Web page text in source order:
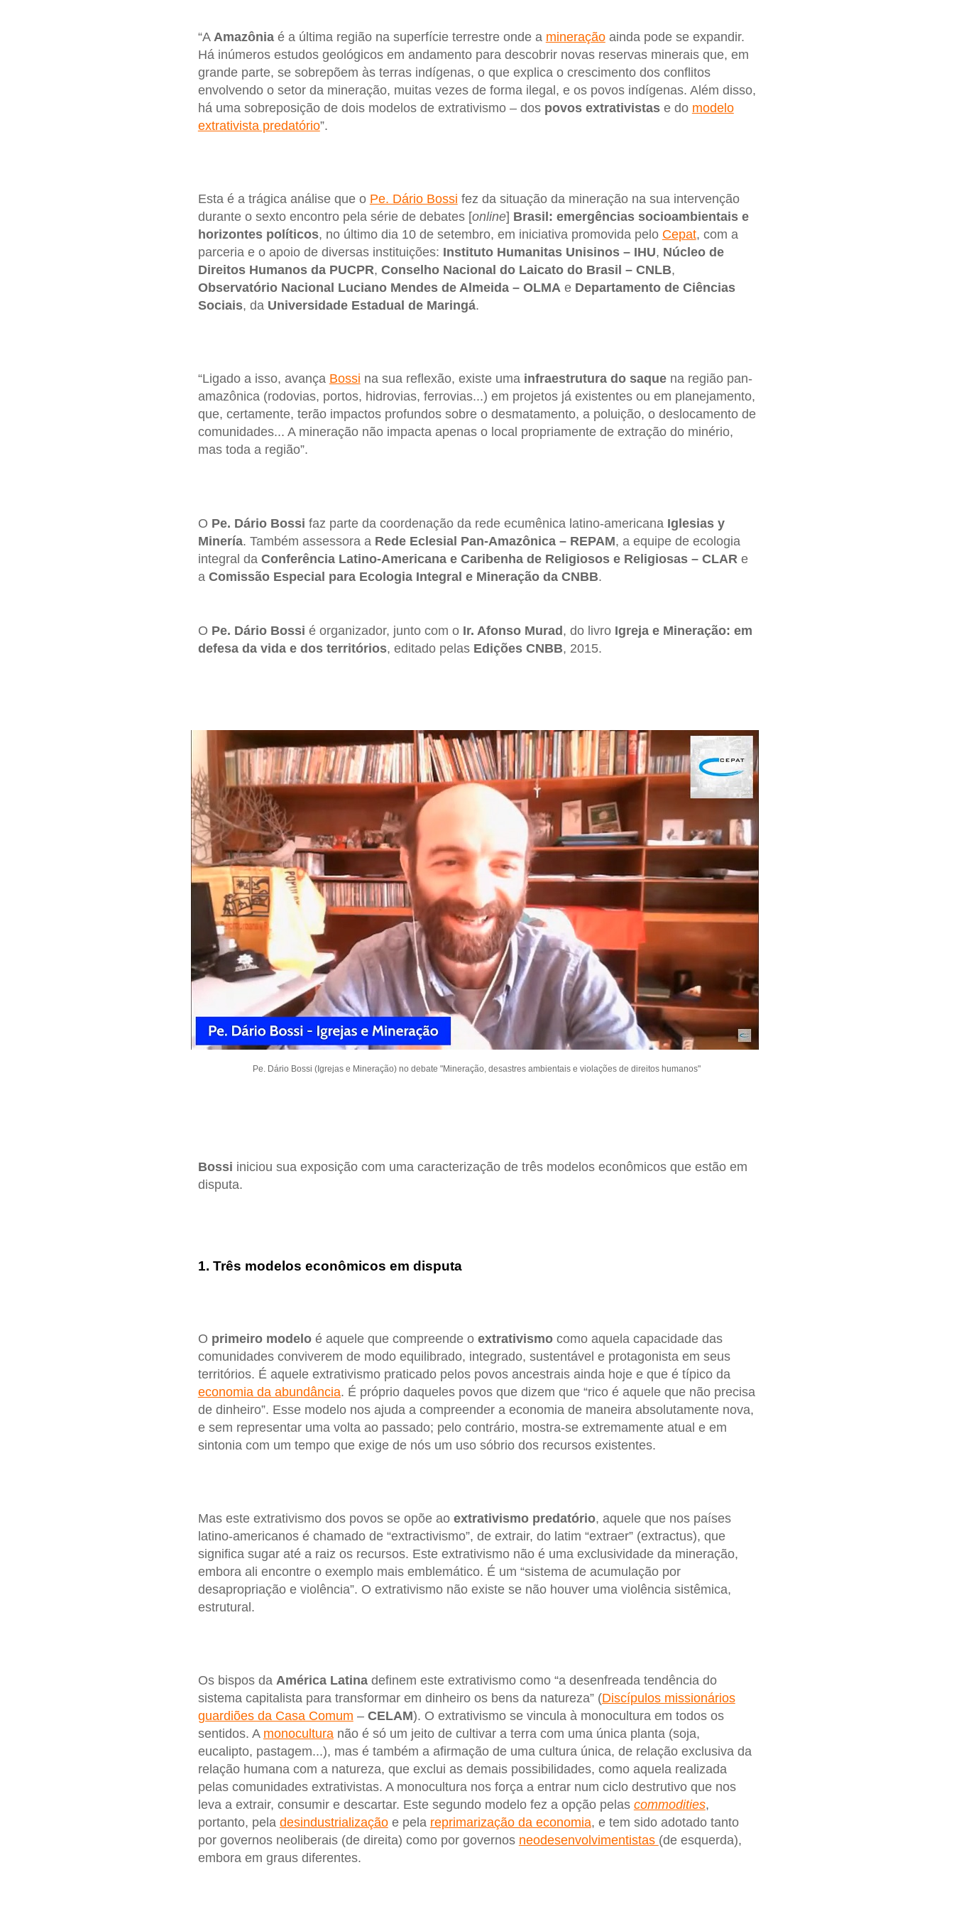
“A Amazôniaé a última região na superfície terrestre onde a mineraçãoainda pode se expandir.
Há inúmeros estudos geológicos em andamento para descobrir novas reservas minerais que, em
grande parte, se sobrepõem às terras indígenas, o que explica o crescimento dos conflitos
envolvendo o setor da mineração, muitas vezes de forma ilegal, e os povos indígenas. Além disso,
há uma sobreposição de dois modelos de extrativismo – dos povos extrativistase do modelo
extrativista predatório”.
Esta é a trágica análise que o Pe. Dário Bossi fez da situação da mineração na sua intervenção
durante o sexto encontro pela série de debates [online] Brasil: emergências socioambientais e
horizontes políticos, no último dia 10 de setembro, em iniciativa promovida pelo Cepat, com a
parceria e o apoio de diversas instituições: Instituto Humanitas Unisinos – IHU, Núcleo de
Direitos Humanos da PUCPR, Conselho Nacional do Laicato do Brasil – CNLB,
Observatório Nacional Luciano Mendes de Almeida – OLMAe Departamento de Ciências
Sociais, da Universidade Estadual de Maringá.
“Ligado a isso, avança Bossi na sua reflexão, existe uma infraestrutura do saquena região pan-
amazônica (rodovias, portos, hidrovias, ferrovias...) em projetos já existentes ou em planejamento,
que, certamente, terão impactos profundos sobre o desmatamento, a poluição, o deslocamento de
comunidades... A mineração não impacta apenas o local propriamente de extração do minério,
mas toda a região”.
O Pe. Dário Bossi faz parte da coordenação da rede ecumênica latino-americana Iglesias y
Minería. Também assessora a Rede Eclesial Pan-Amazônica – REPAM, a equipe de ecologia
integral da Conferência Latino-Americana e Caribenha de Religiosos e Religiosas – CLAR e
a Comissão Especial para Ecologia Integral e Mineração da CNBB.
O Pe. Dário Bossi é organizador, junto com o Ir. Afonso Murad , do livro Igreja e Mineração: em
defesa da vida e dos territórios, editado pelas Edições CNBB, 2015.
Pe. Dário Bossi (Igrejas e Mineração) no debate "Mineração, desastres ambientais e violações de direitos humanos"
Bossi iniciou sua exposição com uma caracterização de três modelos econômicos que estão em
disputa.
1. Três modelos econômicos em disputa
O primeiro modeloé aquele que compreende o extrativismocomo aquela capacidade das
comunidades conviverem de modo equilibrado, integrado, sustentável e protagonista em seus
territórios. É aquele extrativismo praticado pelos povos ancestrais ainda hoje e que é típico da
economia da abundância. É próprio daqueles povos que dizem que “rico é aquele que não precisa
de dinheiro”. Esse modelo nos ajuda a compreender a economia de maneira absolutamente nova,
e sem representar uma volta ao passado; pelo contrário, mostra-se extremamente atual e em
sintonia com um tempo que exige de nós um uso sóbrio dos recursos existentes.
Mas este extrativismo dos povos se opõe ao extrativismo predatório, aquele que nos países
latino-americanos é chamado de “extractivismo”, de extrair, do latim “extraer” (extractus), que
significa sugar até a raiz os recursos. Este extrativismo não é uma exclusividade da mineração,
embora ali encontre o exemplo mais emblemático. É um “sistema de acumulação por
desapropriação e violência”. O extrativismo não existe se não houver uma violência sistêmica,
estrutural.
Os bispos da América Latinadefinem este extrativismo como “a desenfreada tendência do
sistema capitalista para transformar em dinheiro os bens da natureza” (Discípulos missionários
guardiões da Casa Comum – CELAM). O extrativismo se vincula à monocultura em todos os
sentidos. A monoculturanão é só um jeito de cultivar a terra com uma única planta (soja,
eucalipto, pastagem...), mas é também a afirmação de uma cultura única, de relação exclusiva da
relação humana com a natureza, que exclui as demais possibilidades, como aquela realizada
pelas comunidades extrativistas. A monocultura nos força a entrar num ciclo destrutivo que nos
leva a extrair, consumir e descartar. Este segundo modelo fez a opção pelas commodities,
portanto, pela desindustrializaçãoe pela reprimarização da economia, e tem sido adotado tanto
por governos neoliberais (de direita) como por governos neodesenvolvimentistas (de esquerda),
embora em graus diferentes.